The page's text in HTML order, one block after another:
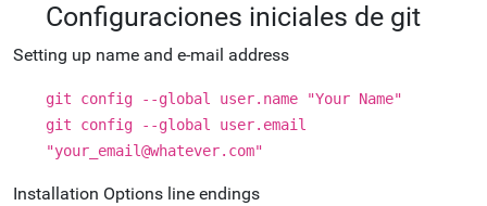
Configuraciones iniciales de git
Setting up name and e-mail address
git config --global user.name "Your Name"
git config --global user.email
"your_email@whatever.com"
Installation Options line endings